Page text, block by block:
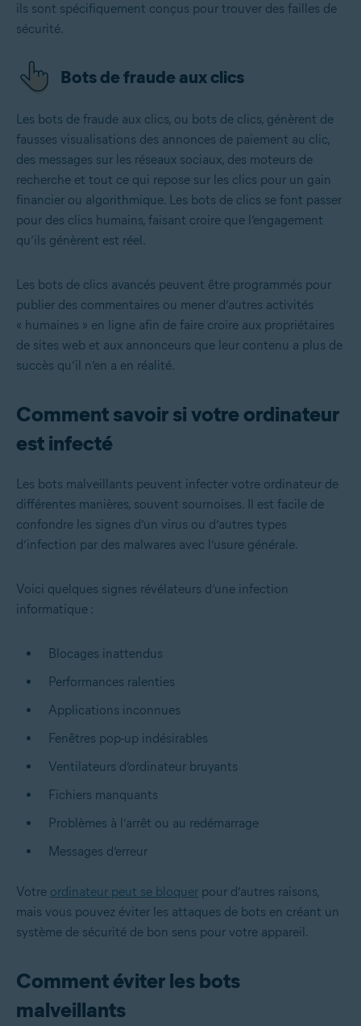
ils sont spécifiquement conçus pour trouver des failles de
sécurité.
Bots de fraude aux clics
Les bots de fraude aux clics, ou bots de clics, génèrent de
fausses visualisations des annonces de paiement au clic,
des messages sur les réseaux sociaux, des moteurs de
recherche et tout ce qui repose sur les clics pour un gain
financier ou algorithmique. Les bots de clics se font passer
pour des clics humains, faisant croire que l’engagement
qu’ils génèrent est réel.
Les bots de clics avancés peuvent être programmés pour
publier des commentaires ou mener d’autres activités
« humaines » en ligne afin de faire croire aux propriétaires
de sites web et aux annonceurs que leur contenu a plus de
succès qu’il n’en a en réalité.
Comment savoir si votre ordinateur
est infecté
Les bots malveillants peuvent infecter votre ordinateur de
différentes manières, souvent sournoises. Il est facile de
confondre les signes d’un virus ou d’autres types
d’infection par des malwares avec l’usure générale.
Voici quelques signes révélateurs d’une infection
informatique :
Blocages inattendus
Performances ralenties
Applications inconnues
Fenêtres pop-up indésirables
Ventilateurs d’ordinateur bruyants
Fichiers manquants
Problèmes à l’arrêt ou au redémarrage
Messages d’erreur
Votre ordinateur peut se bloquer pour d’autres raisons,
mais vous pouvez éviter les attaques de bots en créant un
système de sécurité de bon sens pour votre appareil.
Comment éviter les bots
malveillants